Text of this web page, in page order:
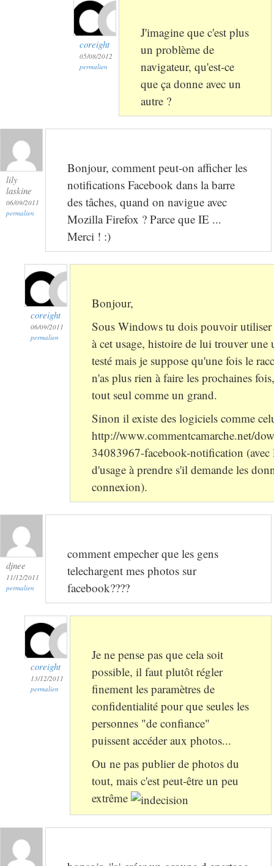
coreight
05/08/2012
permalien
J'imagine que c'est plus
un problème de
navigateur, qu'est-ce
que ça donne avec un
autre ?
lily
laskine
06/09/2011
permalien
Bonjour, comment peut-on afficher les
notifications Facebook dans la barre
des tâches, quand on navigue avec
Mozilla Firefox ? Parce que IE ...
Merci ! :)
coreight
06/09/2011
permalien
Bonjour,
Sous Windows tu dois pouvoir
à cet usage, histoire de lui trouver une
testé mais je suppose qu'une fois le
n'as plus rien à faire les prochaines
tout seul comme un grand.
Sinon il existe des logiciels comme
http://www.commentcamarche.net/
34083967-facebook-notification (avec
d'usage à prendre s'il demande les
connexion).
djnee
11/12/2011
permalien
comment empecher que les gens
telechargent mes photos sur
facebook????
coreight
13/12/2011
permalien
Je ne pense pas que cela soit
possible, il faut plutôt régler
finement les paramètres de
confidentialité pour que seules les
personnes "de confiance"
puissent accéder aux photos...
Ou ne pas publier de photos du
tout, mais c'est peut-être un peu
extrême